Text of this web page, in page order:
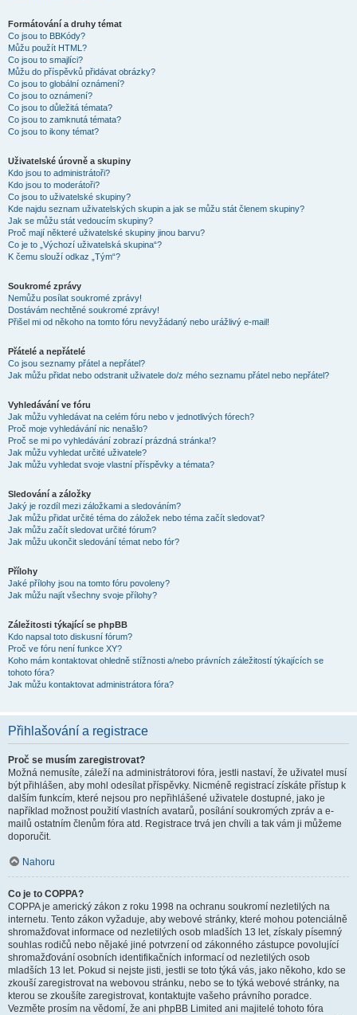
Formátování a druhy témat
Co jsou to BBKódy?
Můžu použít HTML?
Co jsou to smajlíci?
Můžu do příspěvků přidávat obrázky?
Co jsou to globální oznámení?
Co jsou to oznámení?
Co jsou to důležitá témata?
Co jsou to zamknutá témata?
Co jsou to ikony témat?
Uživatelské úrovně a skupiny
Kdo jsou to administrátoři?
Kdo jsou to moderátoři?
Co jsou to uživatelské skupiny?
Kde najdu seznam uživatelských skupin a jak se můžu stát členem skupiny?
Jak se můžu stát vedoucím skupiny?
Proč mají některé uživatelské skupiny jinou barvu?
Co je to „Výchozí uživatelská skupina“?
K čemu slouží odkaz „Tým“?
Soukromé zprávy
Nemůžu posílat soukromé zprávy!
Dostávám nechtěné soukromé zprávy!
Přišel mi od někoho na tomto fóru nevyžádaný nebo urážlivý e-mail!
Přátelé a nepřátelé
Co jsou seznamy přátel a nepřátel?
Jak můžu přidat nebo odstranit uživatele do/z mého seznamu přátel nebo nepřátel?
Vyhledávání ve fóru
Jak můžu vyhledávat na celém fóru nebo v jednotlivých fórech?
Proč moje vyhledávání nic nenašlo?
Proč se mi po vyhledávání zobrazí prázdná stránka!?
Jak můžu vyhledat určité uživatele?
Jak můžu vyhledat svoje vlastní příspěvky a témata?
Sledování a záložky
Jaký je rozdíl mezi záložkami a sledováním?
Jak můžu přidat určité téma do záložek nebo téma začít sledovat?
Jak můžu začít sledovat určité fórum?
Jak můžu ukončit sledování témat nebo fór?
Přílohy
Jaké přílohy jsou na tomto fóru povoleny?
Jak můžu najít všechny svoje přílohy?
Záležitosti týkající se phpBB
Kdo napsal toto diskusní fórum?
Proč ve fóru není funkce XY?
Koho mám kontaktovat ohledně stížnosti a/nebo právních záležitostí týkajících se
tohoto fóra?
Jak můžu kontaktovat administrátora fóra?
Přihlašování a registrace
Proč se musím zaregistrovat?
Možná nemusíte, záleží na administrátorovi fóra, jestli nastaví, že uživatel musí
být přihlášen, aby mohl odesílat příspěvky. Nicméně registrací získáte přístup k
dalším funkcím, které nejsou pro nepřihlášené uživatele dostupné, jako je
například možnost použití vlastních avatarů, posílání soukromých zpráv a e-
mailů ostatním členům fóra atd. Registrace trvá jen chvíli a tak vám ji můžeme
doporučit.
Nahoru
Co je to COPPA?
COPPA je americký zákon z roku 1998 na ochranu soukromí nezletilých na
internetu. Tento zákon vyžaduje, aby webové stránky, které mohou potenciálně
shromažďovat informace od nezletilých osob mladších 13 let, získaly písemný
souhlas rodičů nebo nějaké jiné potvrzení od zákonného zástupce povolující
shromažďování osobních identifikačních informací od nezletilých osob
mladších 13 let. Pokud si nejste jisti, jestli se toto týká vás, jako někoho, kdo se
zkouší zaregistrovat na webovou stránku, nebo se to týká webové stránky, na
kterou se zkoušíte zaregistrovat, kontaktujte vašeho právního poradce.
Vezměte prosím na vědomí, že ani phpBB Limited ani majitelé tohoto fóra